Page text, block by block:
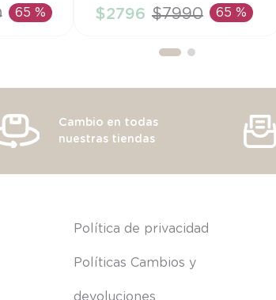
65 % AÑADIR AL CARRITO
$2796 $7990 65 %
Cambio en todas
nuestras tiendas
Política de privacidad
Políticas Cambios y
devoluciones